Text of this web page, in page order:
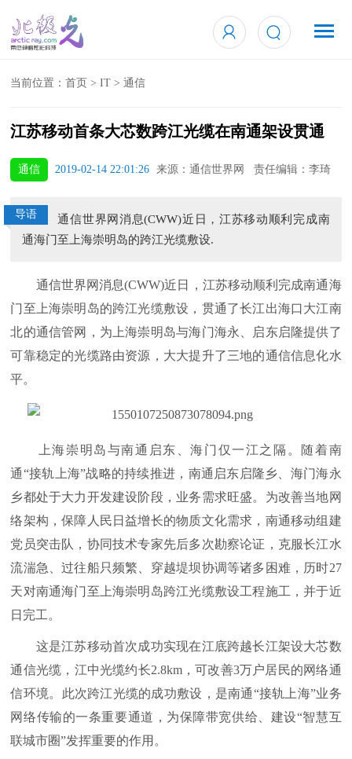
当前位置：首页 >IT >通信
江苏移动首条大芯数跨江光缆在南通架设贯通
通信 2019-02-14 22:01:26 来源：通信世界网 责任编辑：李琦
导语
通信世界网消息(CWW)近日，江苏移动顺利完成南
通海门至上海崇明岛的跨江光缆敷设.
通信世界网消息(CWW)近日，江苏移动顺利完成南通海
门至上海崇明岛的跨江光缆敷设，贯通了长江出海口大江南
北的通信管网，为上海崇明岛与海门海永、启东启隆提供了
可靠稳定的光缆路由资源，大大提升了三地的通信信息化水
平。
上海崇明岛与南通启东、海门仅一江之隔。随着南
通“接轨上海”战略的持续推进，南通启东启隆乡、海门海永
乡都处于大力开发建设阶段，业务需求旺盛。为改善当地网
络架构，保障人民日益增长的物质文化需求，南通移动组建
党员突击队，协同技术专家先后多次勘察论证，克服长江水
流湍急、过往船只频繁、穿越堤坝协调等诸多困难，历时27
天对南通海门至上海崇明岛跨江光缆敷设工程施工，并于近
日完工。
这是江苏移动首次成功实现在江底跨越长江架设大芯数
通信光缆，江中光缆约长2.8km，可改善3万户居民的网络通
信环境。此次跨江光缆的成功敷设，是南通“接轨上海”业务
网络传输的一条重要通道，为保障带宽供给、建设“智慧互
联城市圈”发挥重要的作用。